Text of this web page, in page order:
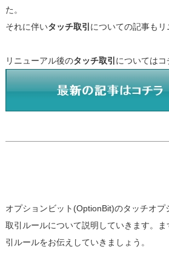
た。
それに伴いタッチ取引 についての記事もリ
リニューアル後のタッチ取引 についてはコ
オプションビット(OptionBit)のタッチオプ
取引ルールについて説明していきます。
引ルールをお伝えしていきましょう。